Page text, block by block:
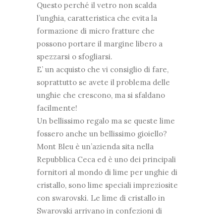
Questo perché il vetro non scalda
l’unghia, caratteristica che evita la
formazione di micro fratture che
possono portare il margine libero a
spezzarsi o sfogliarsi.
E’ un acquisto che vi consiglio di fare,
soprattutto se avete il problema delle
unghie che crescono, ma si sfaldano
facilmente!
Un bellissimo regalo ma se queste lime
fossero anche un bellissimo gioiello?
Mont Bleu è un’azienda sita nella
Repubblica Ceca ed è uno dei principali
fornitori al mondo di lime per unghie di
cristallo, sono lime speciali impreziosite
con swarovski. Le lime di cristallo in
Swarovski arrivano in confezioni di